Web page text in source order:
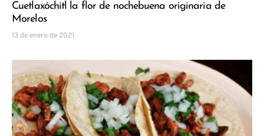
Cuetlaxóchitl la flor de nochebuena originaria de
Morelos
13 de enero de 2021